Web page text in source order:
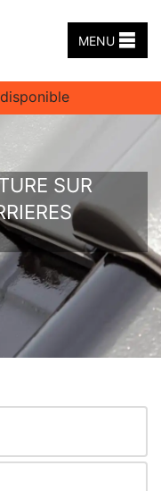
MENU
SUR